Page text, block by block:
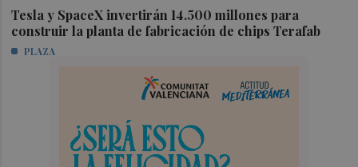
Tesla y SpaceX invertirán 14.500 millones para
construir la planta de fabricación de chips Terafab
PLAZA